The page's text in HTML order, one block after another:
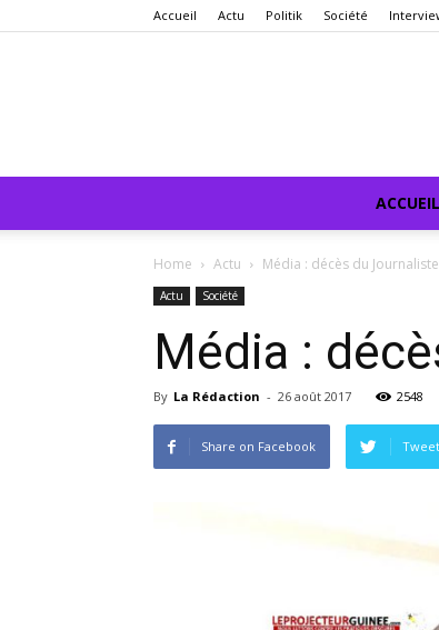
Accueil Actu Politik Société
ACCUEIL
Home Actu Média : décès du
Actu Société
Média :
By La Rédaction - 26 août 2017 2548
Share on Facebook